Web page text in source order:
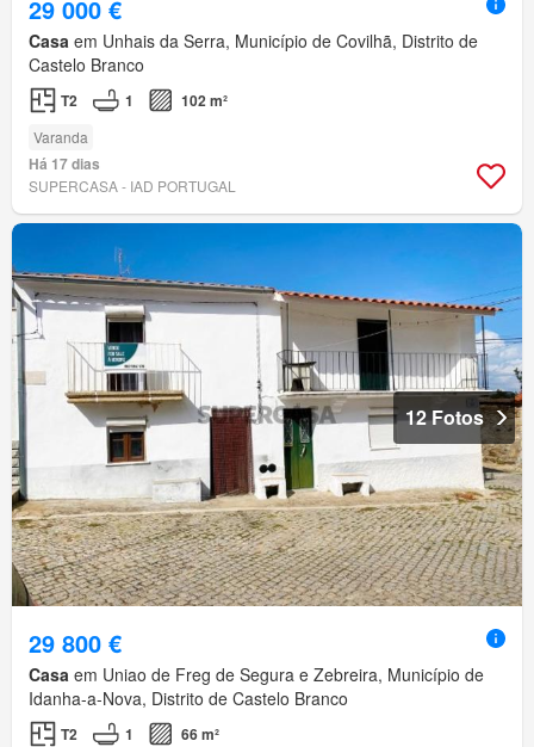
29 000 €
Casa em Unhais da Serra, Município de Covilhã, Distrito de
Castelo Branco
T2 1 102 m²
Varanda
Há 17 dias
SUPERCASA - IAD PORTUGAL
12 Fotos
29 800 €
Casa em Uniao de Freg de Segura e Zebreira, Município de
Idanha-a-Nova, Distrito de Castelo Branco
T2 1 66 m²